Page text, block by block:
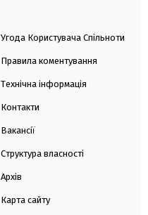
Угода Користувача Спільноти
Правила коментування
Технічна інформація
Контакти
Вакансії
Структура власності
Архів
Карта сайту